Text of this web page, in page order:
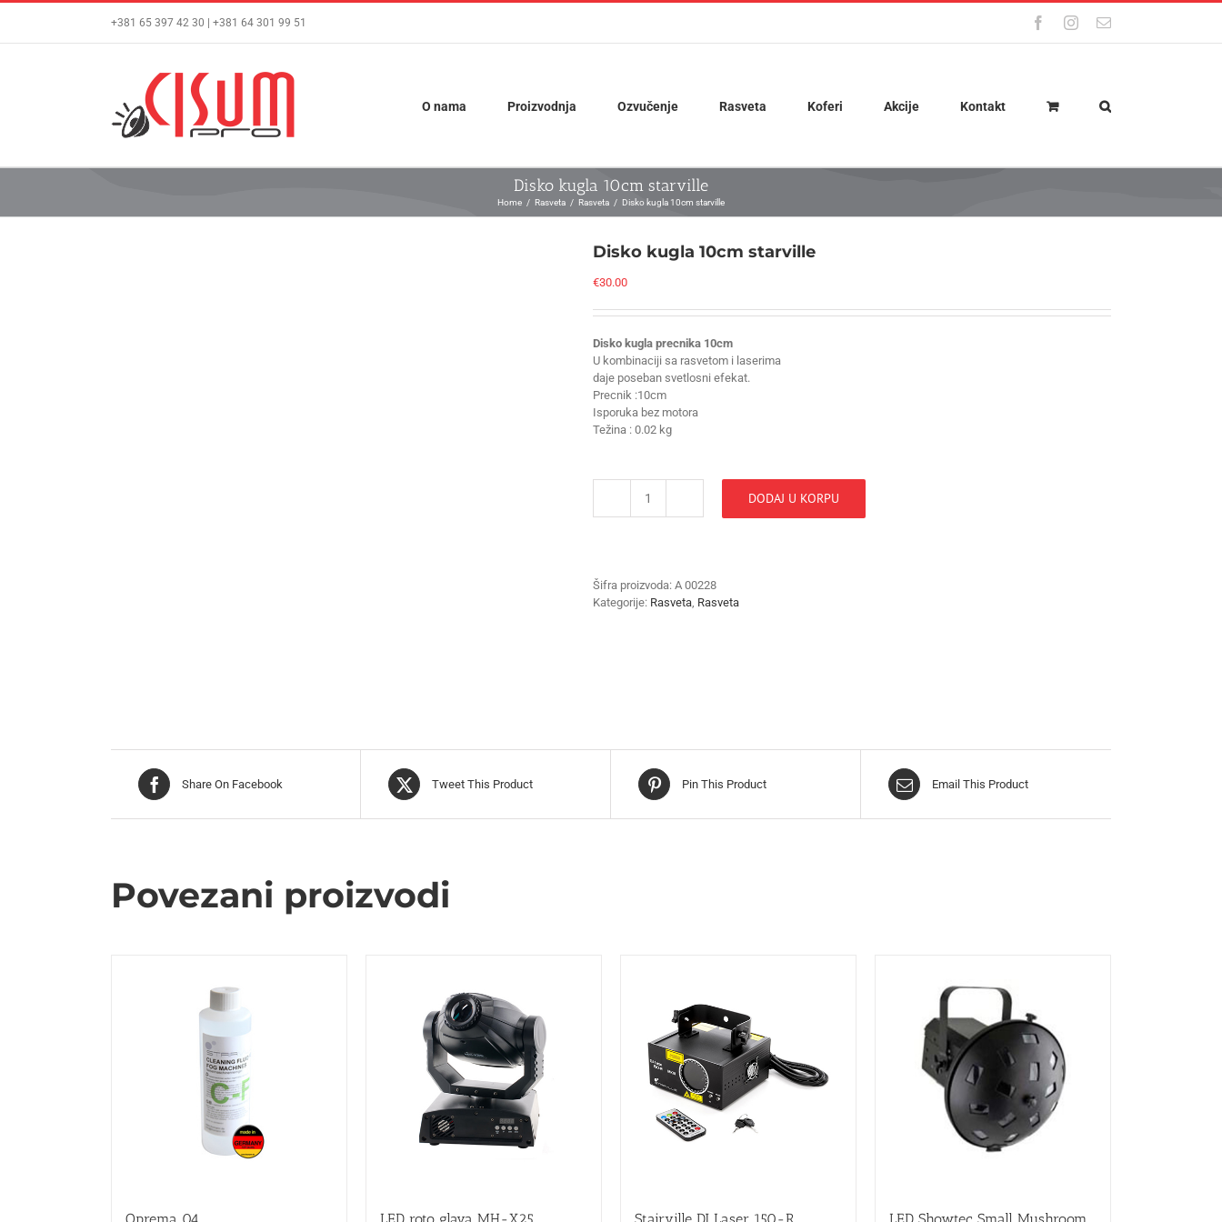
content
+381 65 397 42 30 | +381 64 301 99 51 FacebookInstagram
Email
O nama Proizvodnja Ozvučenje Rasveta Koferi Akcije Kontakt
Disko kugla 10cm starville
Home Rasveta Rasveta Disko kugla 10cm starville
Disko kugla 10cm starville
€30.00
Disko kugla precnika 10cm
U kombinaciji sa rasvetom i laserima
daje poseban svetlosni efekat.
Precnik :10cm
Isporuka bez motora
Težina : 0.02 kg
Disko
DODAJ U KORPU
Šifra proizvoda: A 00228
Kategorije: Rasveta, Rasveta
Share On Facebook Tweet This Product Pin This Product Email This Product
Povezani proizvodi